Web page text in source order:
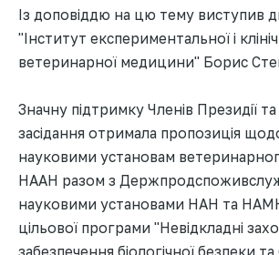
Із доповіддю на цю тему виступив
"Інститут експериментальної і
ветеринарної медицини" Борис
Значну підтримку Членів Президії та
засідання отримала пропозиція
науковими установам
НААН разом з
науковими установами НАН та
цільової програми "Невідкладні
забезпечення біологічної безпеки та